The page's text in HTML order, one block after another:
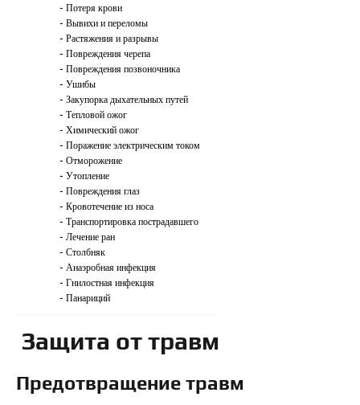
Потеря крови
Вывихи и переломы
Растяжения и разрывы
Повреждения черепа
Повреждения позвоночника
Ушибы
Закупорка дыхательных путей
Тепловой ожог
Химический ожог
Поражение электрическим током
Отморожение
Утопление
Повреждения глаз
Кровотечение из носа
Транспортировка пострадавшего
Лечение ран
Столбняк
Анаэробная инфекция
Гнилостная инфекция
Панариций
Защита от травм
Предотвращение травм